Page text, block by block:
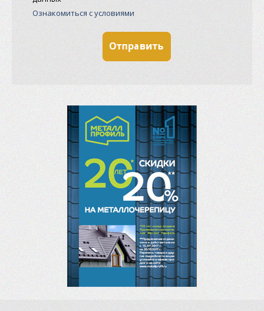
Ознакомиться с условиями